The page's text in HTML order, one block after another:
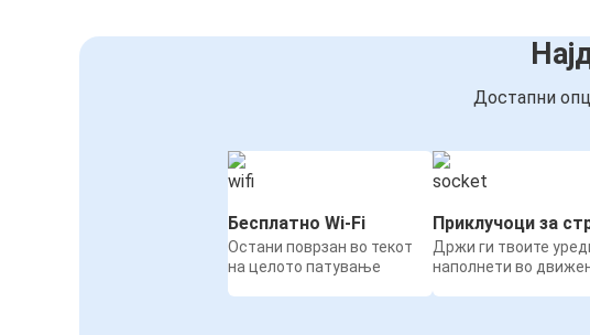
Достапни
Бесплатно Wi-Fi
Остани поврзан во текот
на целото патување
Приклучоци за
Држи ги твоите
наполнети во